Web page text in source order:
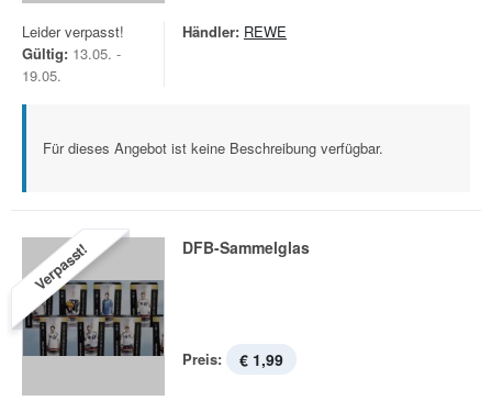
Leider verpasst!
Gültig: 13.05. -
19.05.
Händler: REWE
Für dieses Angebot ist keine Beschreibung verfügbar.
Verpasst! DFB-Sammelglas
Preis: € 1,99